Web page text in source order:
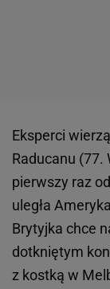
Eksperci
Raducanu (77.
pierwszy raz
uległa
Brytyjka chce
dotkniętym
z kostką w